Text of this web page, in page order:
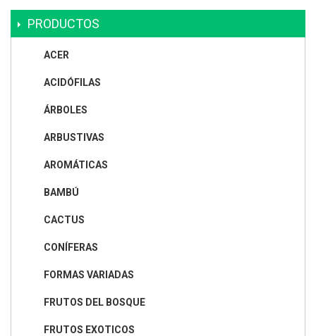
PRODUCTOS
ACER
ACIDÓFILAS
ÁRBOLES
ARBUSTIVAS
AROMÁTICAS
BAMBÚ
CACTUS
CONÍFERAS
FORMAS VARIADAS
FRUTOS DEL BOSQUE
FRUTOS EXOTICOS